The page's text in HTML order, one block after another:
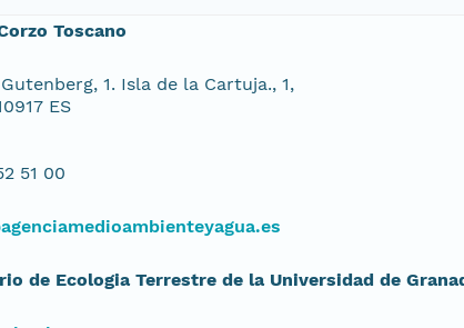
Toscano
1. Isla de la Cartuja., 1,
ES
51 00
de Ecologia Terrestre de la Universidad de